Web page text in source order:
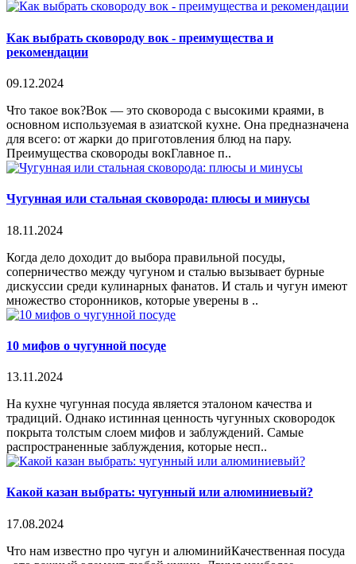
Как выбрать сковороду вок - преимущества и
рекомендации
09.12.2024
Что такое вок?Вок — это сковорода с высокими краями, в
основном используемая в азиатской кухне. Она предназначена
для всего: от жарки до приготовления блюд на пару.
Преимущества сковороды вокГлавное п..
Чугунная или стальная сковорода: плюсы и минусы
18.11.2024
Когда дело доходит до выбора правильной посуды,
соперничество между чугуном и сталью вызывает бурные
дискуссии среди кулинарных фанатов. И сталь и чугун имеют
множество сторонников, которые уверены в ..
10 мифов о чугунной посуде
13.11.2024
На кухне чугунная посуда является эталоном качества и
традиций. Однако истинная ценность чугунных сковородок
покрыта толстым слоем мифов и заблуждений. Самые
распространенные заблуждения, которые несп..
Какой казан выбрать: чугунный или алюминиевый?
17.08.2024
Что нам известно про чугун и алюминийКачественная посуда